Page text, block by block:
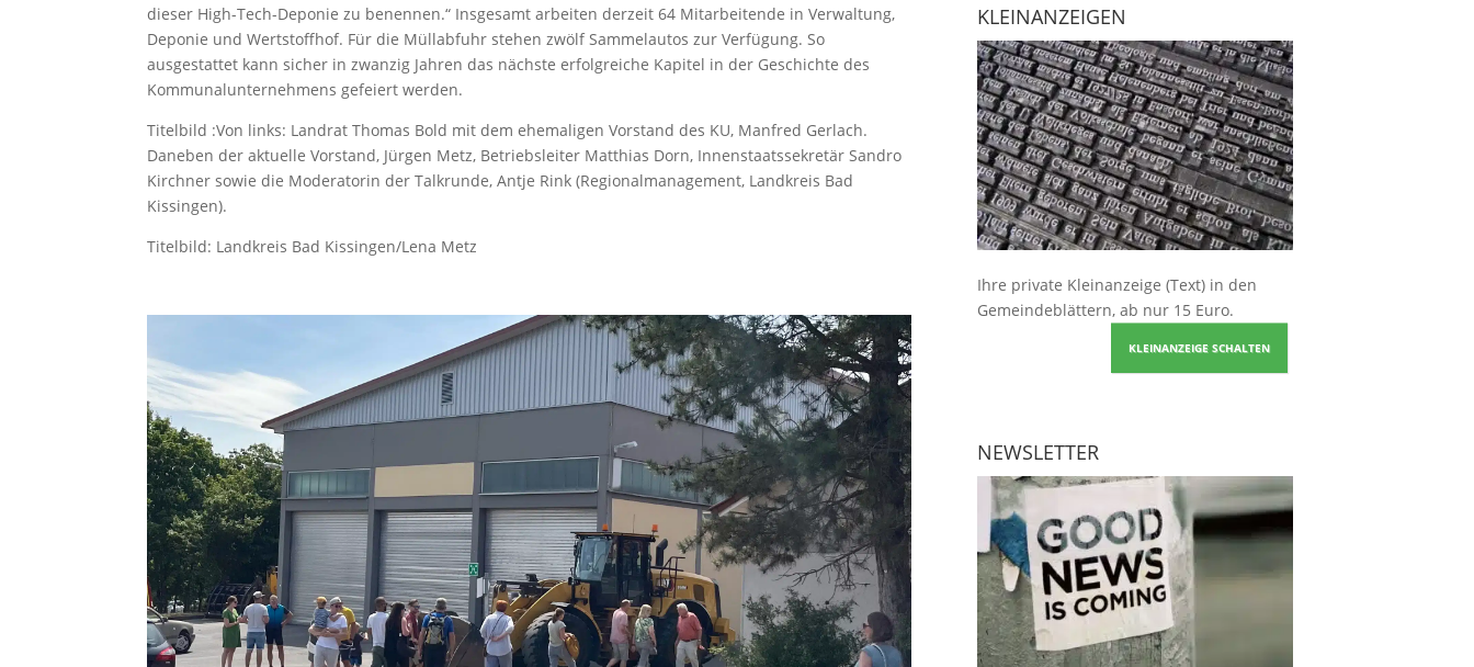
dieser High-Tech-Deponie zu benennen.“ Insgesamt arbeiten derzeit 64 Mitarbeitende in Verwaltung,
Deponie und Wertstoffhof. Für die Müllabfuhr stehen zwölf Sammelautos zur Verfügung. So
ausgestattet kann sicher in zwanzig Jahren das nächste erfolgreiche Kapitel in der Geschichte des
Kommunalunternehmens gefeiert werden.
Titelbild :Von links: Landrat Thomas Bold mit dem ehemaligen Vorstand des KU, Manfred Gerlach.
Daneben der aktuelle Vorstand, Jürgen Metz, Betriebsleiter Matthias Dorn, Innenstaatssekretär Sandro
Kirchner sowie die Moderatorin der Talkrunde, Antje Rink (Regionalmanagement, Landkreis Bad
Kissingen).
Titelbild: Landkreis Bad Kissingen/Lena Metz
KLEINANZEIGEN
Ihre private Kleinanzeige (Text) in den
Gemeindeblättern, ab nur 15 Euro.
KLEINANZEIGE SCHALTEN
NEWSLETTER